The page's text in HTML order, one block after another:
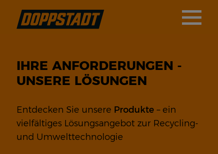
IHRE ANFORDERUNGEN -
UNSERE LÖSUNGEN
Entdecken Sie unsere Produkte – ein
vielfältiges Lösungsangebot zur Recycling-
und Umwelttechnologie